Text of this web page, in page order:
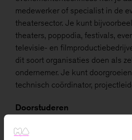
medewerker of specialist in de
theatersector. Je kunt
theaters, poppodia, festivals,
televisie- en
dit soort organisaties doen als
ondernemer. Je kunt
technisch coördinator,
Doorstuderen
zoals de Theaterschool